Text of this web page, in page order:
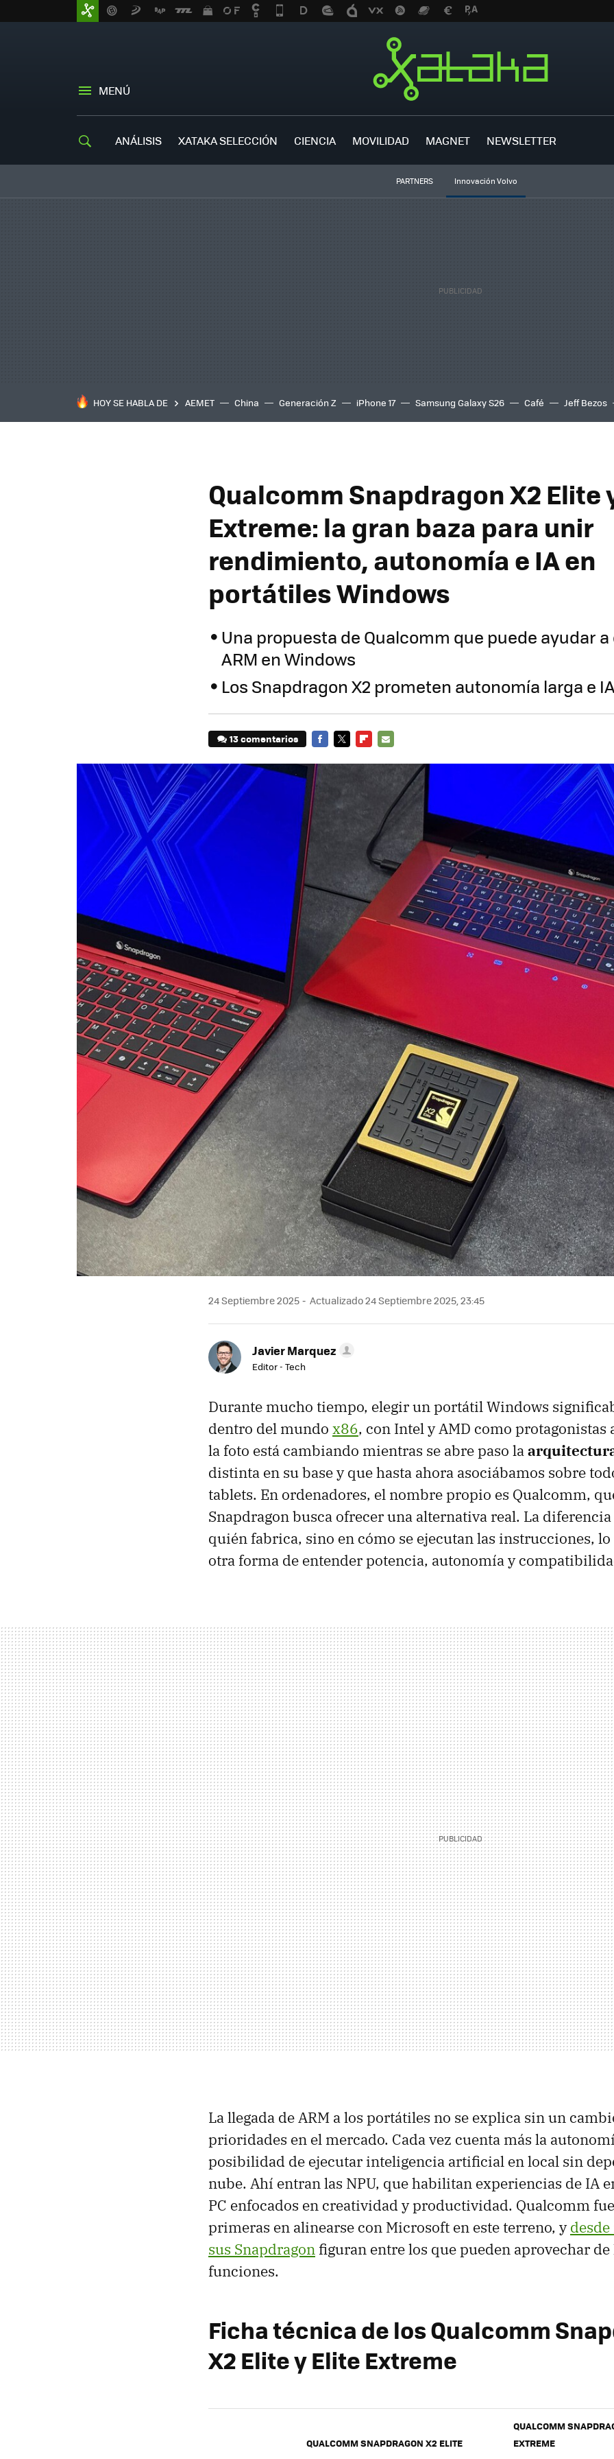
MENÚ
ANÁLISIS XATAKA SELECCIÓN CIENCIA MOVILIDAD MAGNET NEWSLETTER
PARTNERS Innovación Volvo
HOY SE HABLA DE AEMET China Generación Z iPhone 17 Samsung Galaxy S26 Café Jeff Bezos
Qualcomm Snapdragon X2 Elite
Extreme: la gran baza para unir
rendimiento, autonomía e IA en
portátiles Windows
Una propuesta de Qualcomm que puede ayudar
ARM en Windows
Los Snapdragon X2 prometen autonomía larga e
13 comentarios
24 Septiembre 2025 Actualizado 24 Septiembre 2025, 23:45
Javier Marquez
Editor - Tech
Durante mucho tiempo, elegir un portátil Windows
dentro del mundo x86, con Intel y AMD como protagonistas
la foto está cambiando mientras se abre paso la
distinta en su base y que hasta ahora asociábamos sobre
tablets. En ordenadores, el nombre propio es Qualcomm,
Snapdragon busca ofrecer una alternativa real. La diferencia
quién fabrica, sino en cómo se ejecutan las instrucciones,
otra forma de entender potencia, autonomía y
La llegada de ARM a los portátiles no se explica sin un
prioridades en el mercado. Cada vez cuenta más la
posibilidad de ejecutar inteligencia artificial en local sin
nube. Ahí entran las NPU, que habilitan experiencias de IA
PC enfocados en creatividad y productividad. Qualcomm
primeras en alinearse con Microsoft en este terreno, y
sus Snapdragon figuran entre los que pueden aprovechar de
funciones.
Ficha técnica de los Qualcomm
X2 Elite y Elite Extreme
QUALCOMM SNAPDRAGON X2 ELITE
QUALCOMM
EXTREME